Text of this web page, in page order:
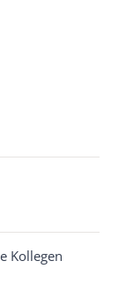
Kollegen